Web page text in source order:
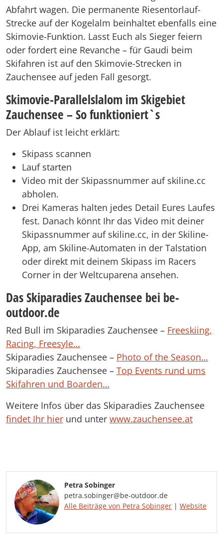
Abfahrt wagen. Die permanente Riesentorlauf-
Strecke auf der Kogelalm beinhaltet ebenfalls eine
Skimovie-Funktion. Lasst Euch als Sieger feiern
oder fordert eine Revanche – für Gaudi beim
Skifahren ist auf den Skimovie-Strecken in
Zauchensee auf jeden Fall gesorgt.
Skimovie-Parallelslalom im Skigebiet
Zauchensee – So funktioniert`s
Der Ablauf ist leicht erklärt:
Skipass scannen
Lauf starten
Video mit der Skipassnummer auf skiline.cc
abholen.
Drei Kameras halten jedes Detail Eures Laufes
fest. Danach könnt Ihr das Video mit deiner
Skipassnummer auf skiline.cc, in der Skiline-
App, am Skiline-Automaten in der Talstation
oder direkt mit deinem Skipass im Racers
Corner in der Weltcuparena ansehen.
Das Skiparadies Zauchensee bei be-
outdoor.de
Red Bull im Skiparadies Zauchensee – Freeskiing,
Racing, Freesyle…
Skiparadies Zauchensee – Photo of the Season…
Skiparadies Zauchensee – Top Events rund ums
Skifahren und Boarden…
Weitere Infos über das Skiparadies Zauchensee
findet Ihr hier und unter www.zauchensee.at
Petra Sobinger
petra.sobinger@be-outdoor.de
Alle Beiträge von Petra Sobinger | Website